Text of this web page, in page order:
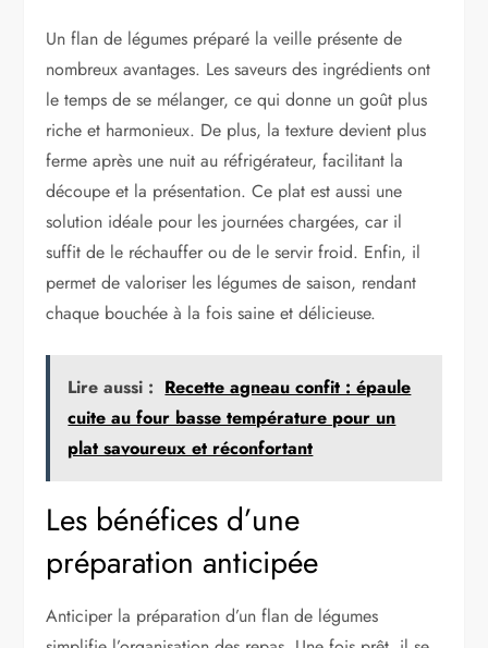
Un flan de légumes préparé la veille présente de
nombreux avantages. Les saveurs des ingrédients ont
le temps de se mélanger, ce qui donne un goût plus
riche et harmonieux. De plus, la texture devient plus
ferme après une nuit au réfrigérateur, facilitant la
découpe et la présentation. Ce plat est aussi une
solution idéale pour les journées chargées, car il
suffit de le réchauffer ou de le servir froid. Enfin, il
permet de valoriser les légumes de saison, rendant
chaque bouchée à la fois saine et délicieuse.
Lire aussi : Recette agneau confit : épaule
cuite au four basse température pour un
plat savoureux et réconfortant
Les bénéfices d’une
préparation anticipée
Anticiper la préparation d’un flan de légumes